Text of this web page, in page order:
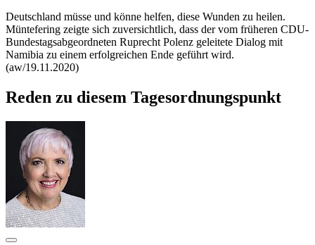
Deutschland müsse und könne helfen, diese Wunden zu heilen.
Müntefering zeigte sich zuversichtlich, dass der vom früheren CDU-
Bundestagsabgeordneten Ruprecht Polenz geleitete Dialog mit
Namibia zu einem erfolgreichen Ende geführt wird.
(aw/19.11.2020)
Reden zu diesem Tagesordnungspunkt